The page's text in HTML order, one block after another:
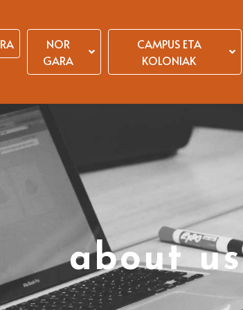
NOR
GARA
CAMPUS ETA
KOLONIAK
about us